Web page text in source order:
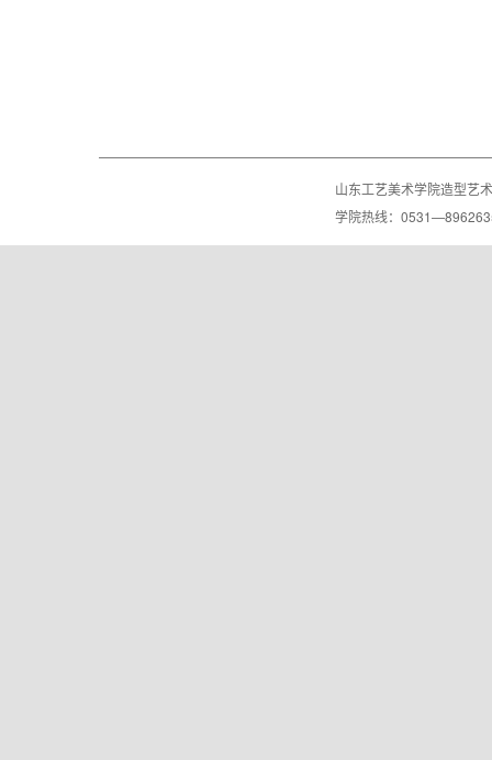
山东工艺美术学院造型艺
学院热线：